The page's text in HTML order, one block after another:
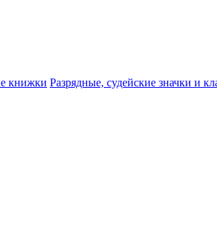
Разрядные, судейские значки и